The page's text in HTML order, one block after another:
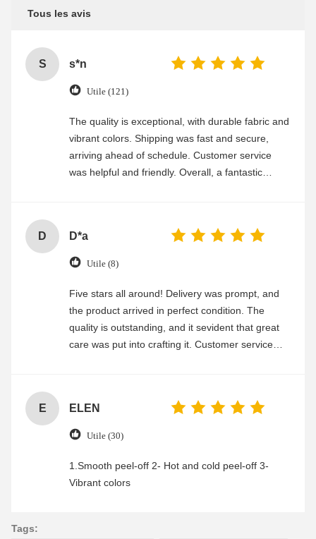
Tous les avis
S s*n
Utile (121)
The quality is exceptional, with durable fabric and
vibrant colors. Shipping was fast and secure,
arriving ahead of schedule. Customer service
was helpful and friendly. Overall, a fantastic
D D*a
Utile (8)
Five stars all around! Delivery was prompt, and
the product arrived in perfect condition. The
quality is outstanding, and it sevident that great
care was put into crafting it. Customer service
E ELEN
Utile (30)
1.Smooth peel-off 2- Hot and cold peel-off 3-
Vibrant colors
Tags: